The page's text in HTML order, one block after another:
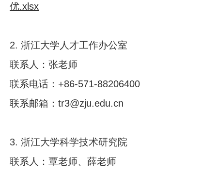
优.xlsx
2. 浙江大学人才工作办公室
联系人：张老师
联系电话： +86-571-88206400
联系邮箱： tr3@zju.edu.cn
3. 浙江大学科学技术研究院
联系人：覃老师、薛老师